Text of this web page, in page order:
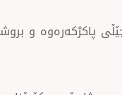
پاکژکەرەوە و